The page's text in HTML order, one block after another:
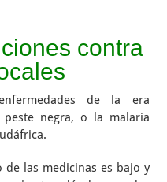
contra
de la era
negra, o la malaria
de las medicinas es bajo y